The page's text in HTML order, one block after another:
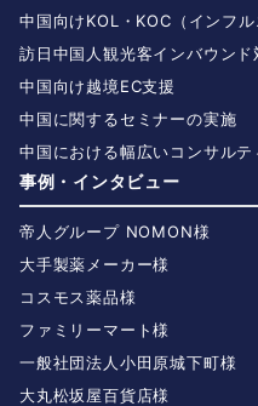
中国向けKOL・KOC（インフ
訪日中国人観光客インバウンド
中国向け越境EC支援
中国に関するセミナーの実施
中国における幅広いコンサルテ
事例・インタビュー
帝人グループ NOMON様
大手製薬メーカー様
コスモス薬品様
ファミリーマート様
一般社団法人小田原城下町様
大丸松坂屋百貨店様